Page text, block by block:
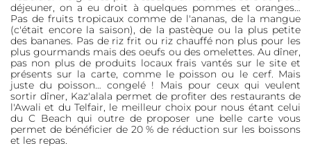
déjeuner, on a eu droit à quelques pommes et oranges…
Pas de fruits tropicaux comme de l'ananas, de la mangue
(c'était encore la saison), de la pastèque ou la plus petite
des bananes. Pas de riz frit ou riz chauffé non plus pour les
plus gourmands mais des oeufs ou des omelettes. Au dîner,
pas non plus de produits locaux frais vantés sur le site et
présents sur la carte, comme le poisson ou le cerf. Mais
juste du poisson… congelé ! Mais pour ceux qui veulent
sortir dîner, Kaz'alala permet de profiter des restaurants de
l'Awali et du Telfair, le meilleur choix pour nous étant celui
du C Beach qui outre de proposer une belle carte vous
permet de bénéficier de 20 % de réduction sur les boissons
et les repas.